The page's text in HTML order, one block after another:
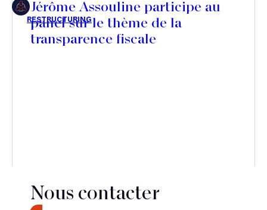
Article
Jérôme Assouline participe au
panel sur le thème de la
transparence fiscale
Nous contacter